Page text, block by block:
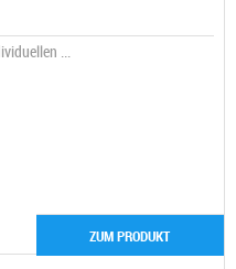
...
ZUM PRODUKT